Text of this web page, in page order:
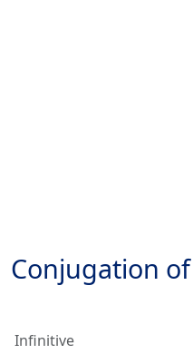
Conjugation
Infinitive